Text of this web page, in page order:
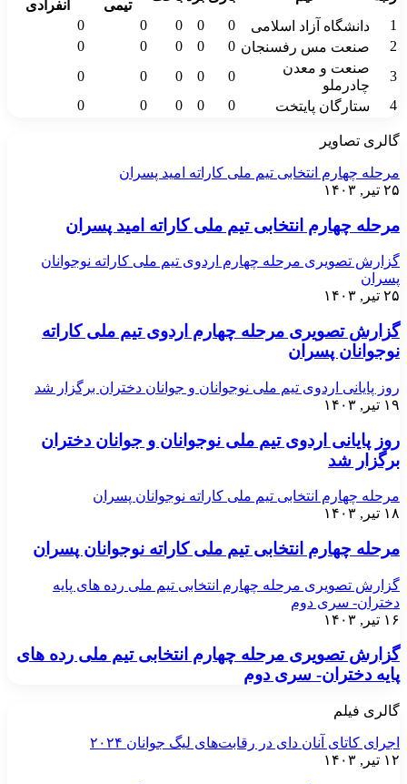
تیمی
انفرادی
1
دانشگاه آزاد اسلامی 0
0
0
0
0
2
صنعت مس رفسنجان 0
0
0
0
0
3
صنعت و معدن
چادرملو
0
0
0
0
0
4
ستارگان پایتخت 0
0
0
0
0
گالری تصاویر
مرحله چهارم انتخابی تیم ملی کاراته امید پسران
۲۵ تیر, ۱۴۰۳
مرحله چهارم انتخابی تیم ملی کاراته امید پسران
گزارش تصویری مرحله چهارم اردوی تیم ملی کاراته نوجوانان
پسران
۲۵ تیر, ۱۴۰۳
گزارش تصویری مرحله چهارم اردوی تیم ملی کاراته
نوجوانان پسران
روز پایانی اردوی تیم ملی نوجوانان و جوانان دختران برگزار شد
۱۹ تیر, ۱۴۰۳
روز پایانی اردوی تیم ملی نوجوانان و جوانان دختران
برگزار شد
مرحله چهارم انتخابی تیم ملی کاراته نوجوانان پسران
۱۸ تیر, ۱۴۰۳
مرحله چهارم انتخابی تیم ملی کاراته نوجوانان پسران
گزارش تصویری مرحله چهارم انتخابی تیم ملی رده های پایه
دختران- سری دوم
۱۶ تیر, ۱۴۰۳
گزارش تصویری مرحله چهارم انتخابی تیم ملی رده های
پایه دختران- سری دوم
گالری فیلم
اجرای کاتای آنان دای در رقابت‌های لیگ جوانان ۲۰۲۴
۱۲ تیر, ۱۴۰۳